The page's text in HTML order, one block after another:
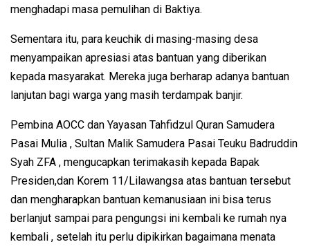
menghadapi masa pemulihan di Baktiya.
Sementara itu, para keuchik di masing-masing desa
menyampaikan apresiasi atas bantuan yang diberikan
kepada masyarakat. Mereka juga berharap adanya bantuan
lanjutan bagi warga yang masih terdampak banjir.
Pembina AOCC dan Yayasan Tahfidzul Quran Samudera
Pasai Mulia , Sultan Malik Samudera Pasai Teuku Badruddin
Syah ZFA , mengucapkan terimakasih kepada Bapak
Presiden,dan Korem 11/Lilawangsa atas bantuan tersebut
dan mengharapkan bantuan kemanusiaan ini bisa terus
berlanjut sampai para pengungsi ini kembali ke rumah nya
kembali , setelah itu perlu dipikirkan bagaimana menata